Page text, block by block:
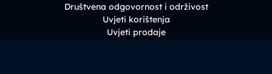
Društvena odgovornost i održivost
Uvjeti korištenja
Uvjeti prodaje